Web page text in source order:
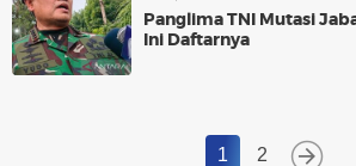
Panglima TNI Mutasi
Ini Daftarnya
1 2